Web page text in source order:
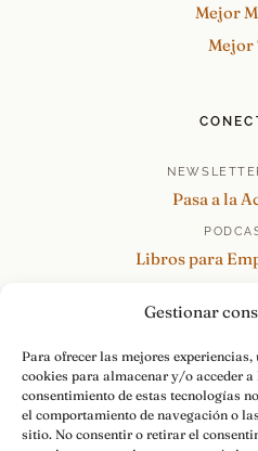
Gestionar
Para ofrecer las mejores
cookies para almacenar y/o acceder
consentimiento de estas tecnologías
el comportamiento de navegación o
sitio. No consentir o retirar el
Mejor
Mejor
Pasa a la
Libros para
re:Invéntate /
Contacto y